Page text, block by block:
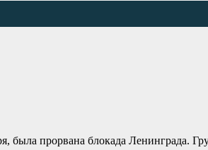
была прорвана блокада Ленинграда.